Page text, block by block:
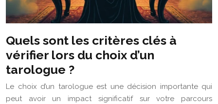
Quels sont les critères clés à
vérifier lors du choix d’un
tarologue ?
Le choix d’un tarologue est une décision importante qui
peut avoir un impact significatif sur votre parcours